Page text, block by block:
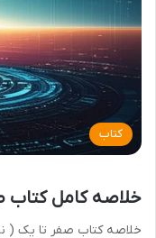
کتاب
خلاصه کامل کتاب
خلاصه کتاب صفر تا یک (